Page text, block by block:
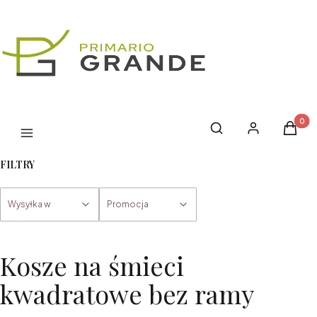
Menu Otwórz
Szukaj Zaloguj sięKoszyk
FILTRY
Wysyłka w Promocja
Kosze na śmieci
kwadratowe bez ramy